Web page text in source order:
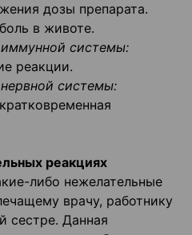
дозы препарата.
в животе.
системы:
реакции.
системы:
реакциях
либо нежелательные
врачу, работнику
сестре. Данная